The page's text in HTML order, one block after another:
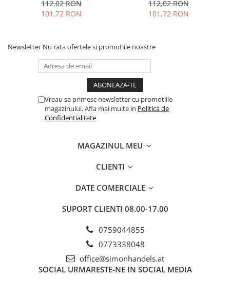
112,02 RON
101,72 RON
buc
112,02 RON
101,72 RON
Newsletter Nu rata ofertele si promotiile noastre
Vreau sa primesc newsletter cu promotiile
magazinului. Afla mai multe in Politica de
Confidentialitate
MAGAZINUL MEU
CLIENTI
DATE COMERCIALE
SUPORT CLIENTI 08.00-17.00
0759044855
0773338048
office@simonhandels.at
SOCIAL URMARESTE-NE IN SOCIAL MEDIA